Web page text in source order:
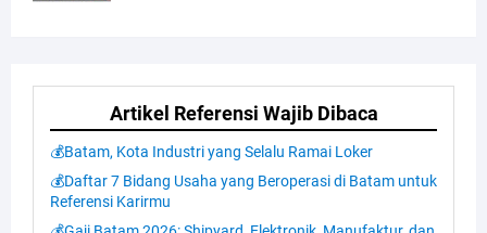
Artikel Referensi Wajib Dibaca
💰Batam, Kota Industri yang Selalu Ramai Loker
💰Daftar 7 Bidang Usaha yang Beroperasi di Batam untuk
Referensi Karirmu